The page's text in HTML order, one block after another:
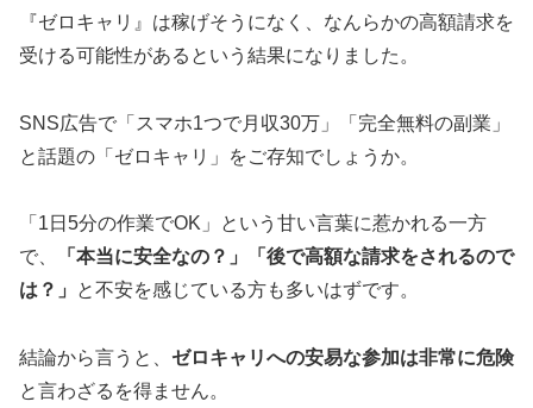
『ゼロキャリ』は稼げそうになく、なんらかの高額請求を
受ける可能性がある という結果になりました。
SNS広告で「スマホ1つで月収30万」「完全無料の副業」
と話題の「ゼロキャリ」をご存知でしょうか。
「1日5分の作業でOK」という甘い言葉に惹かれる一方
で、
「本当に安全なの？」「後で高額な請求をされるので
は？」
と不安を感じている方も多いはずです。
結論から言うと、 ゼロキャリへの安易な参加は非常に危険
と言わざるを得ません。